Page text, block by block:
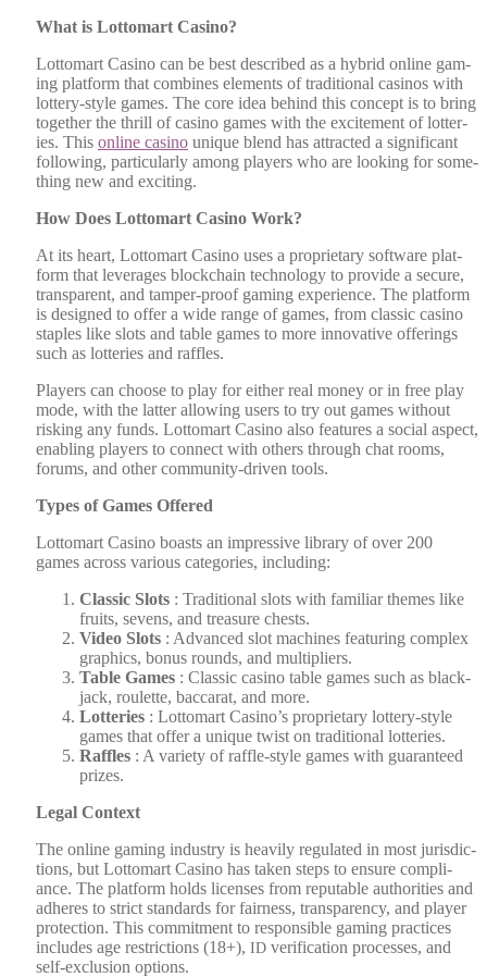
What is Lot­tomart Casi­no?
Lot­tomart Casi­no can be best described as a hybrid online gam­
ing plat­form that com­bines ele­ments of tra­di­tion­al casi­nos with
lot­tery-style games. The core idea behind this con­cept is to bring
togeth­er the thrill of casi­no games with the excite­ment of lot­ter­
ies. This online casi­no unique blend has attract­ed a sig­nif­i­cant
fol­low­ing, par­tic­u­lar­ly among play­ers who are look­ing for some­
thing new and excit­ing.
How Does Lot­tomart Casi­no Work?
At its heart, Lot­tomart Casi­no uses a pro­pri­etary soft­ware plat­
form that lever­ages blockchain tech­nol­o­gy to pro­vide a secure,
trans­par­ent, and tam­per-proof gam­ing expe­ri­ence. The plat­form
is designed to offer a wide range of games, from clas­sic casi­no
sta­ples like slots and table games to more inno­v­a­tive offer­ings
such as lot­ter­ies and raf­fles.
Play­ers can choose to play for either real mon­ey or in free play
mode, with the lat­ter allow­ing users to try out games with­out
risk­ing any funds. Lot­tomart Casi­no also fea­tures a social aspect,
enabling play­ers to con­nect with oth­ers through chat rooms,
forums, and oth­er com­mu­ni­ty-dri­ven tools.
Types of Games Offered
Lot­tomart Casi­no boasts an impres­sive library of over 200
games across var­i­ous cat­e­gories, includ­ing:
Clas­sic Slots : Tra­di­tion­al slots with famil­iar themes like
fruits, sev­ens, and trea­sure chests.
Video Slots : Advanced slot machines fea­tur­ing com­plex
graph­ics, bonus rounds, and mul­ti­pli­ers.
Table Games : Clas­sic casi­no table games such as black­
jack, roulette, bac­carat, and more.
Lot­ter­ies : Lot­tomart Casino’s pro­pri­etary lot­tery-style
games that offer a unique twist on tra­di­tion­al lot­ter­ies.
Raf­fles : A vari­ety of raf­fle-style games with guar­an­teed
prizes.
Legal Con­text
The online gam­ing indus­try is heav­i­ly reg­u­lat­ed in most juris­dic­
tions, but Lot­tomart Casi­no has tak­en steps to ensure com­pli­
ance. The plat­form holds licens­es from rep­utable author­i­ties and
adheres to strict stan­dards for fair­ness, trans­paren­cy, and play­er
pro­tec­tion. This com­mit­ment to respon­si­ble gam­ing prac­tices
includes age restric­tions (18+), ID ver­i­fi­ca­tion process­es, and
self-exclu­sion options.